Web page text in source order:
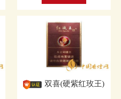
双喜(硬紫红玫王)